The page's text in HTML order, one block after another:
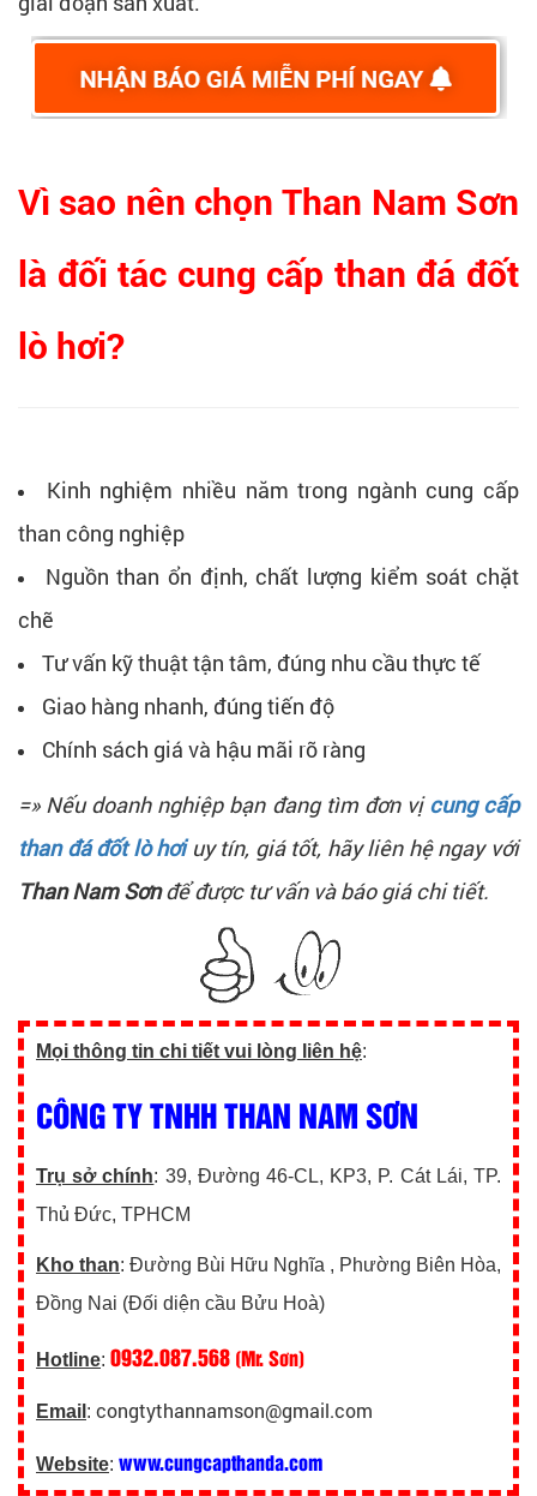
Vì sao nên chọn Than Nam Sơn
là đối tác cung cấp than đá đốt
lò hơi?
Kinh nghiệm nhiều năm trong ngành cung cấp
than công nghiệp
Nguồn than ổn định, chất lượng kiểm soát chặt
chẽ
Tư vấn kỹ thuật tận tâm, đúng nhu cầu thực tế
Giao hàng nhanh, đúng tiến độ
Chính sách giá và hậu mãi rõ ràng
=» Nếu doanh nghiệp bạn đang tìm đơn vịcung cấp
than đá đốt lò hơiuy tín, giá tốt, hãy liên hệ ngay với
Than Nam Sơnđể được tư vấn và báo giá chi tiết.
Mọi thông tin chi tiết vui lòng liên hệ:
CÔNG TY TNHH THAN NAM SƠN
Trụ sở chính: 39, Đường 46-CL, KP3, P. Cát Lái, TP.
Thủ Đức, TPHCM
Kho than: Đường Bùi Hữu Nghĩa , Phường Biên Hòa,
Đồng Nai (Đối diện cầu Bửu Hoà)
Hotline: 0932.087.568 (Mr. Sơn)
Email : congtythannamson@gmail.com
Website: www.cungcapthanda.com